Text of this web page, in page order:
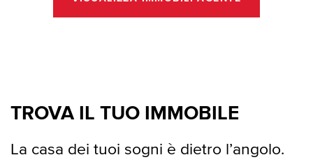
TROVA IL TUO IMMOBILE
La casa dei tuoi sogni è dietro l’angolo.